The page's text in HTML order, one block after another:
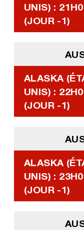
UNIS) :
(JOUR -1)
ALASKA
UNIS) :
(JOUR -1)
ALASKA
UNIS) :
(JOUR -1)